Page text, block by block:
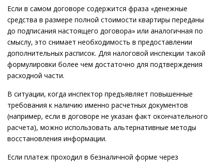
Если в самом договоре содержится фраза «денежные
средства в размере полной стоимости квартиры переданы
до подписания настоящего договора» или аналогичная по
смыслу, это снимает необходимость в предоставлении
дополнительных расписок. Для налоговой инспекции такой
формулировки более чем достаточно для подтверждения
расходной части.
В ситуации, когда инспектор предъявляет повышенные
требования к наличию именно расчетных документов
(например, если в договоре не указан факт окончательного
расчета), можно использовать альтернативные методы
восстановления информации.
Если платеж проходил в безналичной форме через